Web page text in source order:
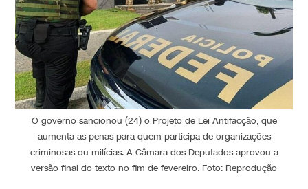
O governo sancionou (24) o Projeto de Lei Antifacção, que
aumenta as penas para quem participa de organizações
criminosas ou milícias. A Câmara dos Deputados aprovou a
versão final do texto no fim de fevereiro. Foto: Reprodução